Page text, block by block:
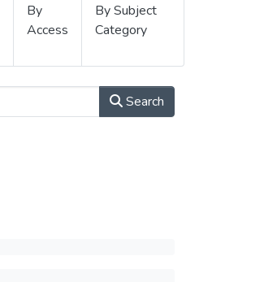
By
Access
By Subject
Category
Search